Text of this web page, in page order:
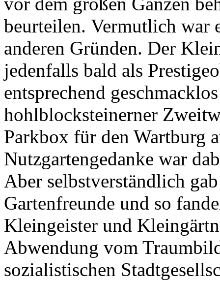
beurteilen. Vermutlich war
anderen Gründen. Der
jedenfalls bald als
entsprechend
hohlblocksteinerner
Parkbox für den Wartburg
Nutzgartengedanke war
Aber selbstverständlich
Gartenfreunde und so
Kleingeister und
Abwendung vom
sozialistischen